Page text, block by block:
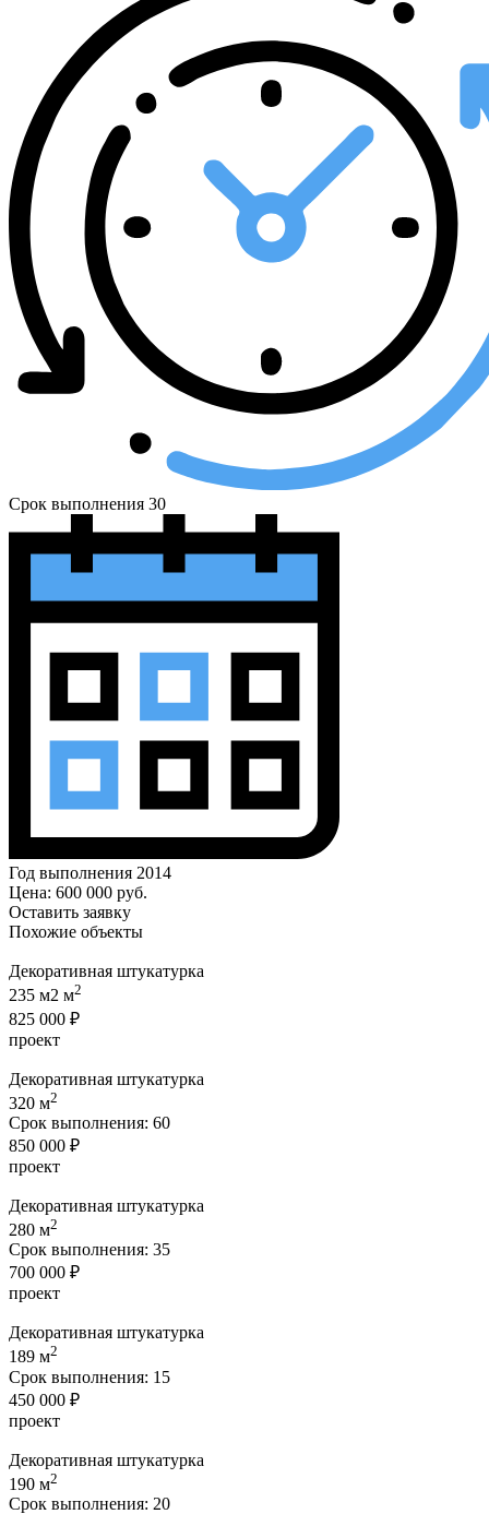
Срок выполнения 30
Год выполнения 2014
Цена: 600 000 руб.
Оставить заявку
Похожие объекты
Декоративная штукатурка
235 м2 м2
825 000 ₽
проект
Декоративная штукатурка
320 м2
Срок выполнения: 60
850 000 ₽
проект
Декоративная штукатурка
280 м2
Срок выполнения: 35
700 000 ₽
проект
Декоративная штукатурка
189 м2
Срок выполнения: 15
450 000 ₽
проект
Декоративная штукатурка
190 м2
Срок выполнения: 20